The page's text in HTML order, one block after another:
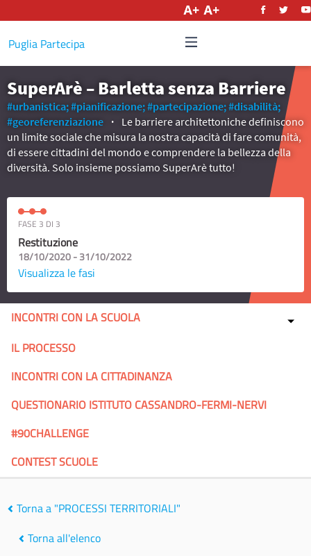
Puglia Partecipa
SuperArè – Barletta senza Barriere
#urbanistica;#pianificazione;#partecipazione;#disabilità;
#georeferenziazione
Le barriere architettoniche definiscono
un limite sociale che misura la nostra capacità di fare comunità,
di essere cittadini del mondo e comprendere la bellezza della
diversità. Solo insieme possiamo SuperArè tutto!
FASE 3 DI 3
Restituzione
18/10/2020 - 31/10/2022
Visualizza le fasi
INCONTRI CON LA SCUOLA
IL PROCESSO
INCONTRI CON LA CITTADINANZA
QUESTIONARIO ISTITUTO CASSANDRO-FERMI-NERVI
#90CHALLENGE
CONTEST SCUOLE
Torna a "PROCESSI TERRITORIALI"
Torna all'elenco